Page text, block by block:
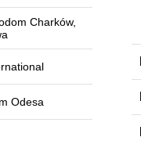
Charków,
Odesa